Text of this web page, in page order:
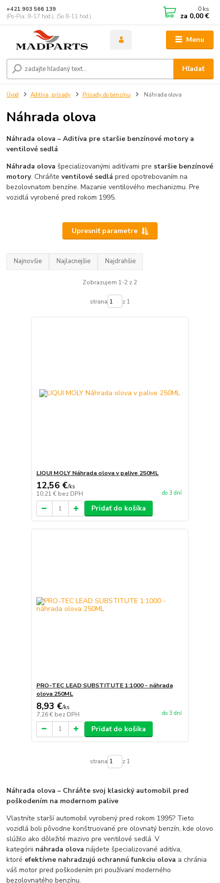
Menu
Hľadať
+421 903 566 139
(Po-Pia, 8-17 hod.), (So 8-11 hod.)
0 ks
za 0,00 €
Úvod Aditíva, prísady Prísady do benzínu Náhrada olova
Náhrada olova
Náhrada olova – Aditíva pre staršie benzínové motory a
ventilové sedlá
Náhrada olova špecializovanými aditívami pre staršie benzínové
motory. Chráňteventilové sedlá pred opotrebovaním na
bezolovnatom benzíne. Mazanie ventilového mechanizmu. Pre
vozidlá vyrobené pred rokom 1995.
Upresniť parametre
Najnovšie Najlacnejšie Najdrahšie
Zobrazujem 1-2 z 2
strana z 1
LIQUI MOLY Náhrada olova v palive 250ML
12,56 €/ks
10,21 € bez DPH do 3 dní
Pridať do košíka
PRO-TEC LEAD SUBSTITUTE 1:1000 - náhrada
olova 250ML
8,93 €/ks
7,26 € bez DPH do 3 dní
Pridať do košíka
strana z 1
Náhrada olova – Chráňte svoj klasický automobil pred
poškodením na modernom palive
Vlastníte starší automobil vyrobený pred rokom 1995? Tieto
vozidlá boli pôvodne konštruované pre olovnatý benzín, kde olovo
slúžilo ako dôležité mazivo pre ventilové sedlá. V
kategórii náhrada olova nájdete špecializované aditíva,
ktoré efektívne nahradzujú ochrannú funkciu olova a chránia
váš motor pred poškodením pri používaní moderného
bezolovnatého benzínu.